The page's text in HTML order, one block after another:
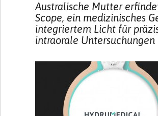
Australische Mutter
Scope, ein medizinisches
integriertem Licht für
intraorale Untersuchungen